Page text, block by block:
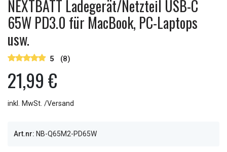
NEXTBATT Ladegerät/Netzteil USB-C
65W PD3.0 für MacBook, PC-Laptops
usw.
5 (8)
21,99 €
inkl. MwSt. /Versand
Art.nr: NB-Q65M2-PD65W